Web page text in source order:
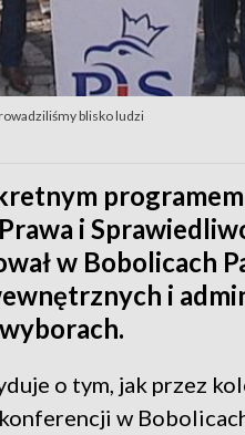
blisko ludzi
i
w Bobolicach
i
o tym, jak przez
konferencji w